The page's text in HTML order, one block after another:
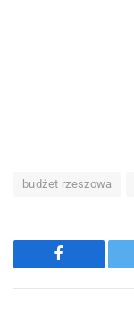
budżet rzeszowa
Facebook